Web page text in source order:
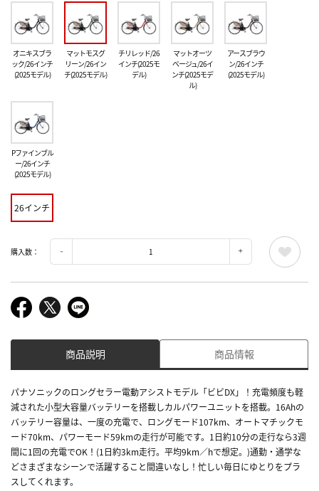
オニキスブラ
ック/26インチ
(2025モデル)
マットモスグ
リーン/26イン
チ(2025モデル)
チリレッド/26
インチ(2025モ
デル)
マットオーツ
ベージュ/26イ
ンチ(2025モデ
ル)
アースブラウ
ン/26インチ
(2025モデル)
Pファインブル
ー/26インチ
(2025モデル)
26インチ
購入数：
商品説明 商品情報
パナソニックのロングセラー電動アシストモデル「ビビDX」！充電頻度も軽
減された小型大容量バッテリーを搭載しカルパワーユニットを搭載。16Ahの
バッテリー容量は、一度の充電で、ロングモード107km、オートマチックモ
ード70km、パワーモード59kmの走行が可能です。1日約10分の走行なら3週
間に1回の充電でOK！(1日約3km走行。平均9km／hで想定。)通勤・通学な
どさまざまなシーンで活躍すること間違いなし！忙しい毎日にゆとりをプラ
スしてくれます。